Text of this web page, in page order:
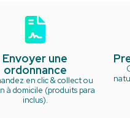
Envoyer une
ordonnance
en clic & collect ou
à domicile (produits para
inclus).